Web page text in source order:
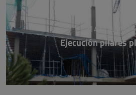
14/11/2019
Ejecución pilares